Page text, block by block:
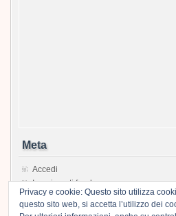
Meta
Accedi
Inserimenti feed
Feed dei commenti
WordPress.org
Privacy e cookie: Questo sito utilizza
questo sito web, si accetta l’utilizzo dei